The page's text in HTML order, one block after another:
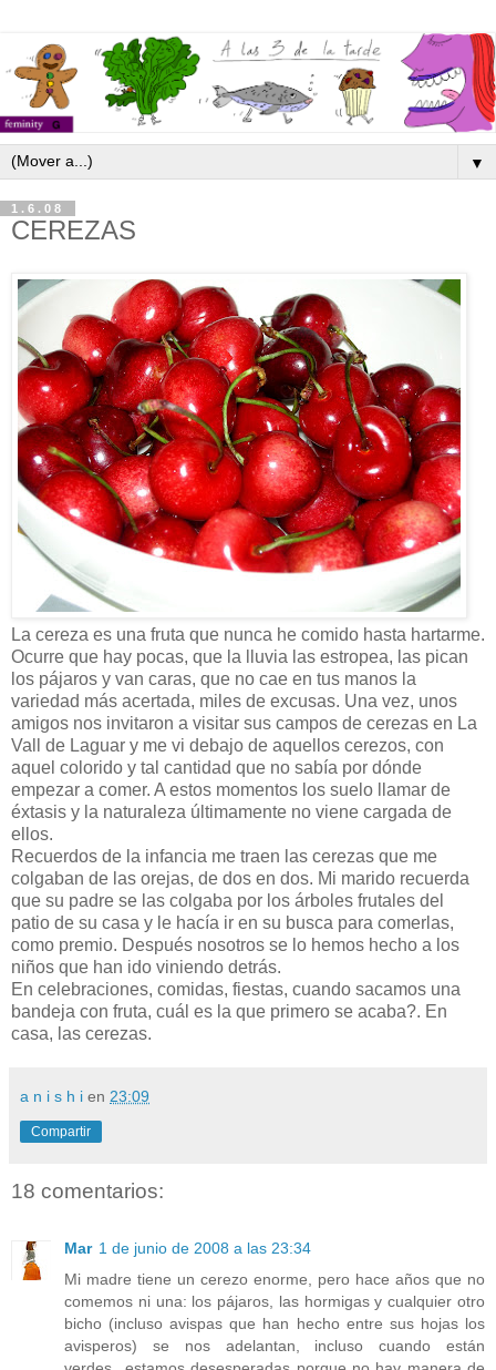
▼
1.6.08
CEREZAS
La cereza es una fruta que nunca he comido hasta hartarme.
Ocurre que hay pocas, que la lluvia las estropea, las pican
los pájaros y van caras, que no cae en tus manos la
variedad más acertada, miles de excusas. Una vez, unos
amigos nos invitaron a visitar sus campos de cerezas en La
Vall de Laguar y me vi debajo de aquellos cerezos, con
aquel colorido y tal cantidad que no sabía por dónde
empezar a comer. A estos momentos los suelo llamar de
éxtasis y la naturaleza últimamente no viene cargada de
ellos.
Recuerdos de la infancia me traen las cerezas que me
colgaban de las orejas, de dos en dos. Mi marido recuerda
que su padre se las colgaba por los árboles frutales del
patio de su casa y le hacía ir en su busca para comerlas,
como premio. Después nosotros se lo hemos hecho a los
niños que han ido viniendo detrás.
En celebraciones, comidas, fiestas, cuando sacamos una
bandeja con fruta, cuál es la que primero se acaba?. En
casa, las cerezas.
a n i s h i en 23:09
Compartir
18 comentarios:
Mar 1 de junio de 2008 a las 23:34
Mi madre tiene un cerezo enorme, pero hace años que no
comemos ni una: los pájaros, las hormigas y cualquier otro
bicho (incluso avispas que han hecho entre sus hojas los
avisperos) se nos adelantan, incluso cuando están